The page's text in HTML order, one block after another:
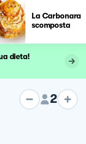
La Carbonara
scomposta
dieta!
2